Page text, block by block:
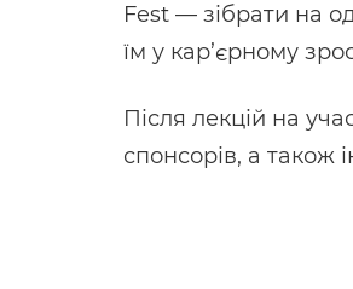
Fest — зібрати на
їм у кар’єрному
Після лекцій на
спонсорів, а також